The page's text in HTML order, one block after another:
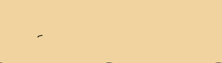
подберем для вас идеальное